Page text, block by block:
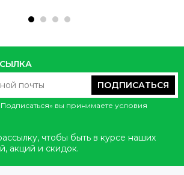
ПОДПИСАТЬСЯ
вы принимаете условия
чтобы быть в курсе наших
акций и скидок.